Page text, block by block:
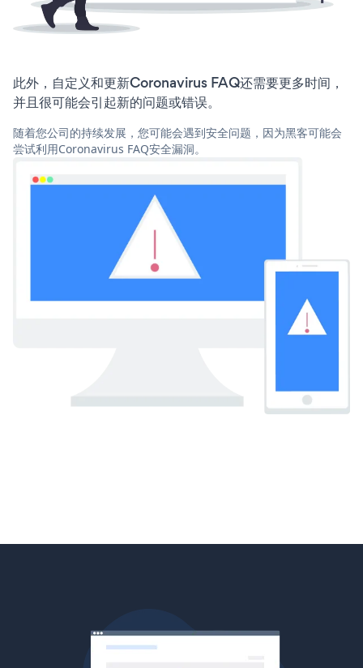
此外，自定义和更新Coronavirus FAQ还需要更多时间，
并且很可能会引起新的问题或错误。
随着您公司的持续发展，您可能会遇到安全问题，因为黑客可能会
尝试利用Coronavirus FAQ安全漏洞。